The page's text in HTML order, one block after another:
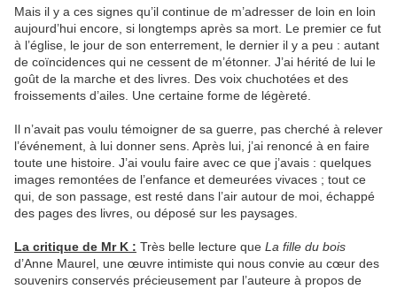
Mais il y a ces signes qu’il continue de m’adresser de loin en loin
aujourd’hui encore, si longtemps après sa mort. Le premier ce fut
à l’église, le jour de son enterrement, le dernier il y a peu : autant
de coïncidences qui ne cessent de m’étonner. J’ai hérité de lui le
goût de la marche et des livres. Des voix chuchotées et des
froissements d’ailes. Une certaine forme de légèreté.
Il n’avait pas voulu témoigner de sa guerre, pas cherché à relever
l’événement, à lui donner sens. Après lui, j’ai renoncé à en faire
toute une histoire. J’ai voulu faire avec ce que j’avais : quelques
images remontées de l’enfance et demeurées vivaces ; tout ce
qui, de son passage, est resté dans l’air autour de moi, échappé
des pages des livres, ou déposé sur les paysages.
La critique de Mr K : Très belle lecture que La fille du bois
d’Anne Maurel, une œuvre intimiste qui nous convie au cœur des
souvenirs conservés précieusement par l’auteure à propos de